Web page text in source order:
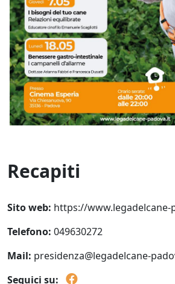
Recapiti
Sito web: https://www.legadelcane-
Telefono: 049630272
Mail: presidenza@legadelcane-
Seguici su: